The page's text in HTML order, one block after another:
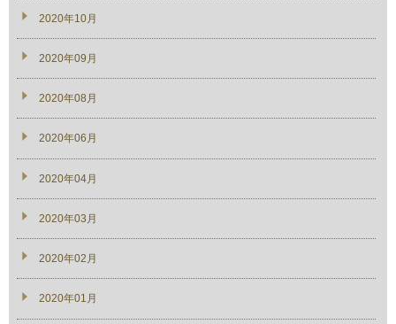
2020年10月
2020年09月
2020年08月
2020年06月
2020年04月
2020年03月
2020年02月
2020年01月